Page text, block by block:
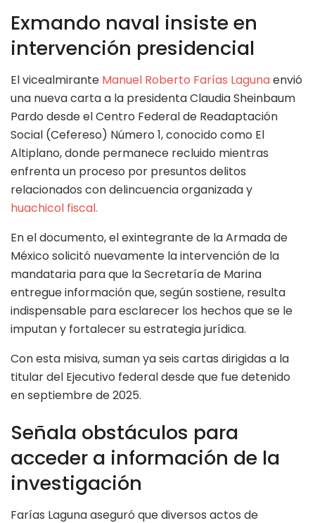
Exmando naval insiste en
intervención presidencial
El vicealmirante Manuel Roberto Farías Lagunaenvió
una nueva carta a la presidenta Claudia Sheinbaum
Pardo desde el Centro Federal de Readaptación
Social (Cefereso) Número 1, conocido como El
Altiplano, donde permanece recluido mientras
enfrenta un proceso por presuntos delitos
relacionados con delincuencia organizada y
huachicol fiscal.
En el documento, el exintegrante de la Armada de
México solicitó nuevamente la intervención de la
mandataria para que la Secretaría de Marina
entregue información que, según sostiene, resulta
indispensable para esclarecer los hechos que se le
imputan y fortalecer su estrategia jurídica.
Con esta misiva, suman ya seis cartas dirigidas a la
titular del Ejecutivo federal desde que fue detenido
en septiembre de 2025.
Señala obstáculos para
acceder a información de la
investigación
Farías Laguna aseguró que diversos actos de